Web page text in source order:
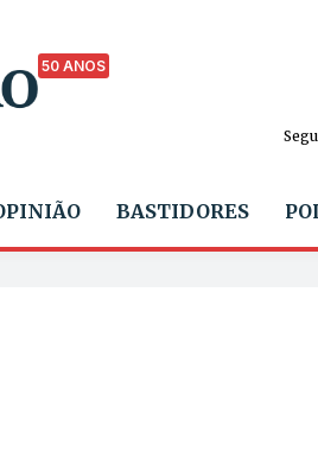
50 ANOS
BASTIDORES